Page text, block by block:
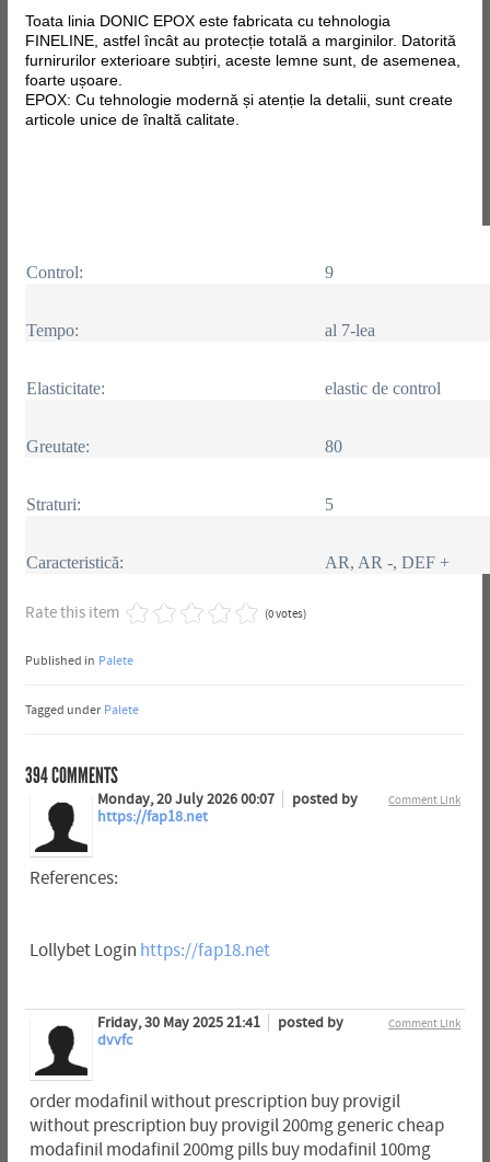
Toata linia DONIC EPOX este fabricatacu tehnologia
FINELINE, astfel încât au protecție totală a marginilor. Datorită
furnirurilor exterioare subțiri, aceste lemne sunt, de asemenea,
foarte ușoare.
EPOX: Cu tehnologie modernă și atenție la detalii, sunt create
articole unice de înaltă calitate.
Control: 9
Tempo: al 7-lea
Elasticitate: elastic de control
Greutate: 80
Straturi: 5
Caracteristică: AR, AR -, DEF +
Rate this item (0 votes)
Published in Palete
Tagged under Palete
394COMMENTS
Comment Link
Monday, 20 July 2026 00:07
posted by
https://fap18.net
References:
Lollybet Login https://fap18.net
Comment Link
Friday, 30 May 2025 21:41
posted by
dvvfc
order modafinil without prescription buy provigil
without prescription buy provigil 200mg generic cheap
modafinil modafinil 200mg pills buy modafinil 100mg